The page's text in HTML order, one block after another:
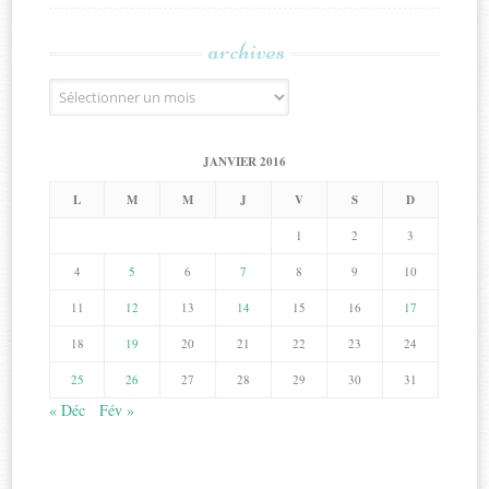
archives
Archives
JANVIER 2016
L M M J V S D
1 2 3
4 5 6 7 8 9 10
11 12 13 14 15 16 17
18 19 20 21 22 23 24
25 26 27 28 29 30 31
« Déc Fév »